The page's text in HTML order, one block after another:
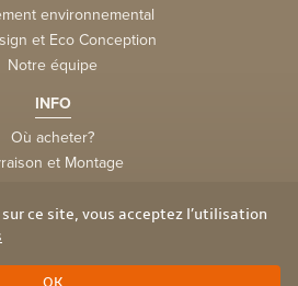
ce site, vous acceptez l’utilisation
OK
environnemental
et Eco Conception
Notre équipe
INFO
Où acheter?
et Montage
privée et cookies
2026 — website by